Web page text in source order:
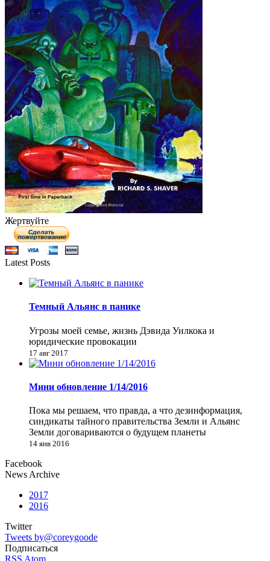
Жертвуйте
Latest Posts
Темный Альянс в панике
Угрозы моей семье, жизнь Дэвида Уилкока и
юридические провокации
17 авг 2017
Мини обновление 1/14/2016
Пока мы решаем, что правда, а что дезинформация,
синдикаты тайного правительства Земли и Альянс
Земли договариваются о будущем планеты
14 янв 2016
Facebook
News Archive
2017
2016
Twitter
Tweets by@coreygoode
Подписаться